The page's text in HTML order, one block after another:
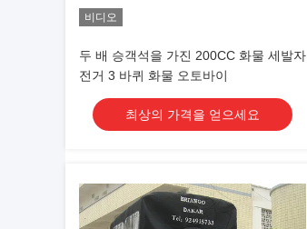
비디오
두 배 승객석을 가진 200CC 화물 세발자
전거 3 바퀴 화물 오토바이
최상의 가격을 얻으세요